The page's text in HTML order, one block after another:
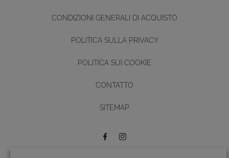
CONDIZIONI GENERALI DI ACQUISTO
POLITICA SULLA PRIVACY
POLITICA SUI COOKIE
CONTATTO
SITEMAP
Diseño y desarrollo web -